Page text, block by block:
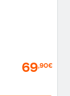
69,90€